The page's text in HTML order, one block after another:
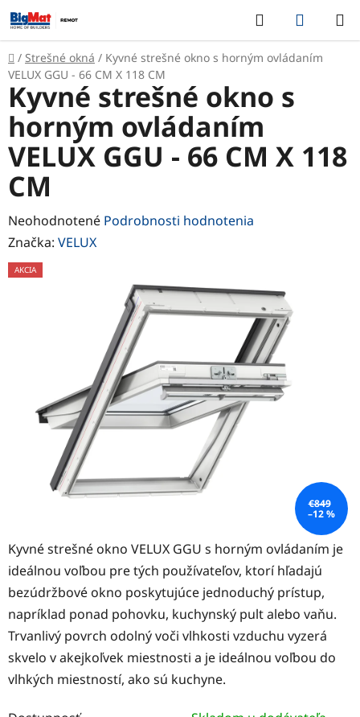
Prejsť
na
obsah
Hľadať
KOŠÍK
Domov
/ Strešné okná / Kyvné strešné okno s horným ovládaním
VELUX GGU - 66 CM X 118 CM
Kyvné strešné okno VELUX GGU s horným ovládaním je
ideálnou voľbou pre tých používateľov, ktorí hľadajú
bezúdržbové okno poskytujúce jednoduchý prístup,
napríklad ponad pohovku, kuchynský pult alebo vaňu.
Trvanlivý povrch odolný voči vlhkosti vzduchu vyzerá
skvelo v akejkoľvek miestnosti a je ideálnou voľbou do
vlhkých miestností, ako sú kuchyne.
Kyvné strešné okno s
horným ovládaním
VELUX GGU - 66 CM X 118
CM
Priemerné
hodnotenie
produktu
Neohodnotené Podrobnosti hodnotenia
Značka: VELUX
AKCIA
€849
–12 %